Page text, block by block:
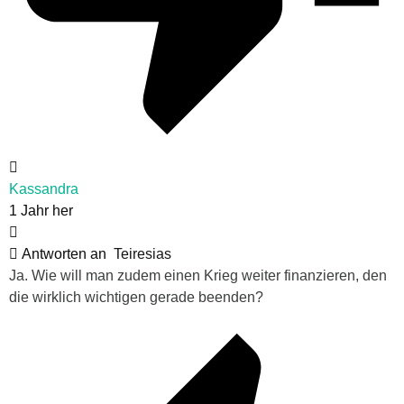
Kassandra
1 Jahr her
Antworten an Teiresias
Ja. Wie will man zudem einen Krieg weiter finanzieren, den
die wirklich wichtigen gerade beenden?